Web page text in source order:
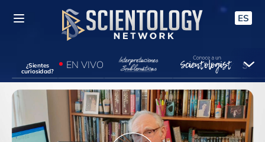
ES
¿Sientes
curiosidad?
EN VIVO